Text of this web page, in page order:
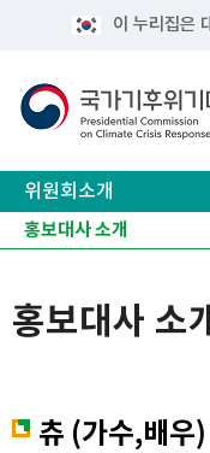
이 누리집은
위원회소개
위원회소개
위원회 구성
사무처 구성
캐릭터 소개
홍보대사 소개
홍보대사 소
츄 (가수,배우)